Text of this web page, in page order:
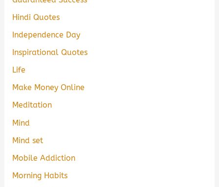
Hindi Quotes
Independence Day
Inspirational Quotes
Life
Make Money Online
Meditation
Mind
Mind set
Mobile Addiction
Morning Habits